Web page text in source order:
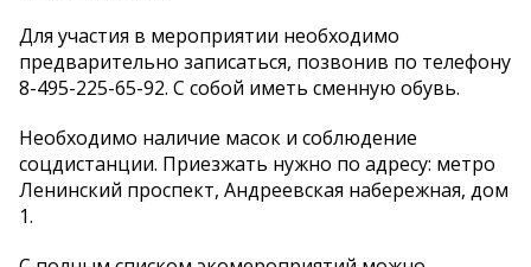
Для участия в мероприятии необходимо
предварительно записаться, позвонив по телефону
8-495-225-65-92. С собой иметь сменную обувь.
Необходимо наличие масок и соблюдение
соцдистанции. Приезжать нужно по адресу: метро
Ленинский проспект, Андреевская набережная, дом
1.